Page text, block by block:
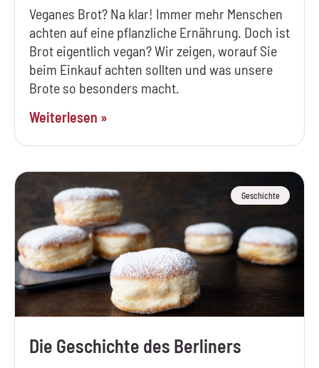
Veganes Brot? Na klar! Immer mehr Menschen
achten auf eine pflanzliche Ernährung. Doch ist
Brot eigentlich vegan? Wir zeigen, worauf Sie
beim Einkauf achten sollten und was unsere
Brote so besonders macht.
Weiterlesen »
Geschichte
Die Geschichte des Berliners